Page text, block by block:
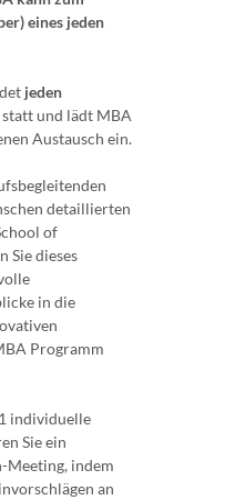
eines jeden
jeden
statt und lädt MBA
Austausch ein.
detaillierten
of
Sie dieses
in die
Programm
individuelle
Sie ein
Meeting, indem
an